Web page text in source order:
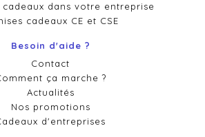
dans votre entreprise
cadeaux CE et CSE
Besoin d'aide ?
Contact
ça marche ?
Actualités
Nos promotions
d'entreprises